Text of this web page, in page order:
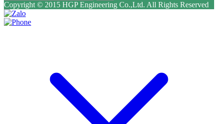
Copyright © 2015 HGP Engineering Co.,Ltd. All Rights Reserved